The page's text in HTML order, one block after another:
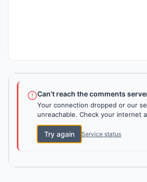
Can't reach the comments
Your connection dropped or our
unreachable. Check your internet
Try again Service status